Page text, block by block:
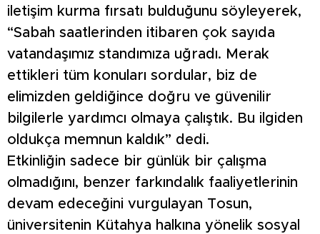
iletişim kurma fırsatı bulduğunu söyleyerek,
“Sabah saatlerinden itibaren çok sayıda
vatandaşımız standımıza uğradı. Merak
ettikleri tüm konuları sordular, biz de
elimizden geldiğince doğru ve güvenilir
bilgilerle yardımcı olmaya çalıştık. Bu ilgiden
oldukça memnun kaldık” dedi.
Etkinliğin sadece bir günlük bir çalışma
olmadığını, benzer farkındalık faaliyetlerinin
devam edeceğini vurgulayan Tosun,
üniversitenin Kütahya halkına yönelik sosyal